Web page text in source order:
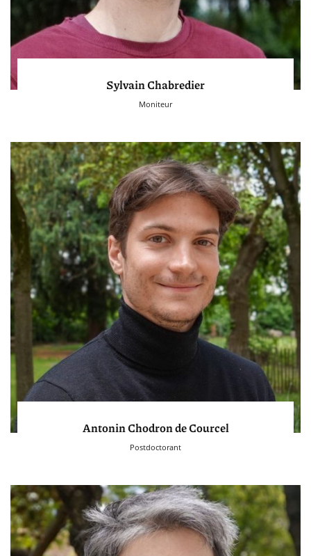
Sylvain Chabredier
Moniteur
Antonin Chodron de Courcel
Postdoctorant